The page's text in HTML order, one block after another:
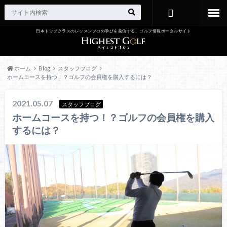
日本トップクラスのレッスンプロの学びを発信する、ゴルフ情報ポータルサイト
ホーム Blog
スタッフブログ
ホームコースを持つ！？ゴルフの会員権を購入するには？
2021.05.07 スタッフブログ
ホームコースを持つ！？ゴルフの会員権を購入
するには？